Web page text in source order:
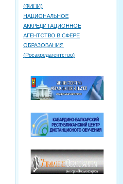
(ФИПИ)
НАЦИОНАЛЬНОЕ
АККРЕДИТАЦИОННОЕ
АГЕНТСТВО В СФЕРЕ
ОБРАЗОВАНИЯ
(Росакредагентство)